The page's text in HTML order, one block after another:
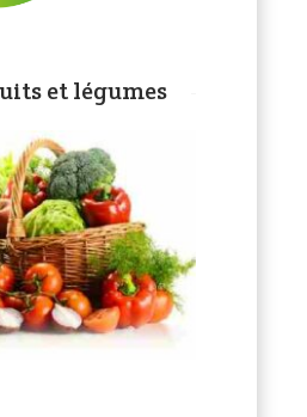
et légumes